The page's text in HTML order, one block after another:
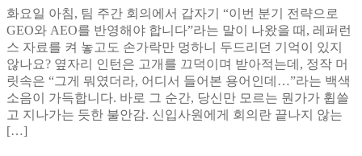
찾
는
법
픈
타
임
무
료
진
단
가
뭔
지
아
직
도
모
화요일 아침, 팀 주간 회의에서 갑자기 “이번 분기 전략으로
GEO와 AEO를 반영해야 합니다”라는 말이 나왔을 때, 레퍼런
스 자료를 켜 놓고도 손가락만 멍하니 두드리던 기억이 있지
않나요? 옆자리 인턴은 고개를 끄덕이며 받아적는데, 정작 머
릿속은 “그게 뭐였더라, 어디서 들어본 용어인데…”라는 백색
소음이 가득합니다. 바로 그 순간, 당신만 모르는 뭔가가 휩쓸
고 지나가는 듯한 불안감. 신입사원에게 회의란 끝나지 않는
[…]